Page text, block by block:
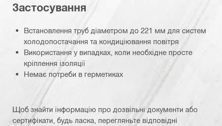
Застосування
Встановлення труб діаметром до 221 мм для систем
холодопостачання та кондиціювання повітря
Використання у випадках, коли необхідне просте
кріплення ізоляції
Немає потреби в герметиках
Щоб знайти інформацію про дозвільні документи або
сертифікати, будь ласка, перегляньте відповідні